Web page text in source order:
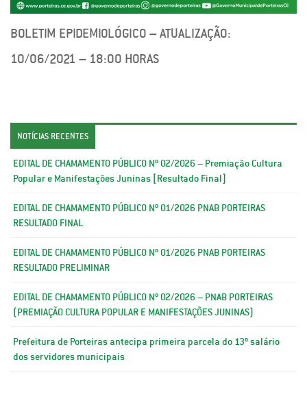
BOLETIM EPIDEMIOLÓGICO – ATUALIZAÇÃO:
10/06/2021 – 18:00 HORAS
NOTÍCIAS RECENTES
EDITAL DE CHAMAMENTO PÚBLICO Nº 02/2026 – Premiação Cultura
Popular e Manifestações Juninas [Resultado Final]
EDITAL DE CHAMAMENTO PÚBLICO Nº 01/2026 PNAB PORTEIRAS
RESULTADO FINAL
EDITAL DE CHAMAMENTO PÚBLICO Nº 01/2026 PNAB PORTEIRAS
RESULTADO PRELIMINAR
EDITAL DE CHAMAMENTO PÚBLICO Nº 02/2026 – PNAB PORTEIRAS
(PREMIAÇÃO CULTURA POPULAR E MANIFESTAÇÕES JUNINAS)
Prefeitura de Porteiras antecipa primeira parcela do 13º salário
dos servidores municipais